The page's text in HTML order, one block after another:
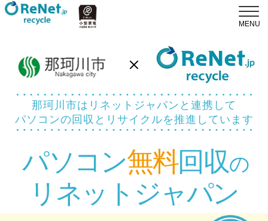
那珂川市はリネットジャパンと連携して
パソコンの回収とリサイクルを推進しています
パソコン無料回収の
リネットジャパン